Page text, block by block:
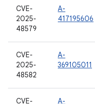
CVE-
2025-
48579
A-
417195606
CVE-
2025-
48582
A-
369105011
CVE-
A-